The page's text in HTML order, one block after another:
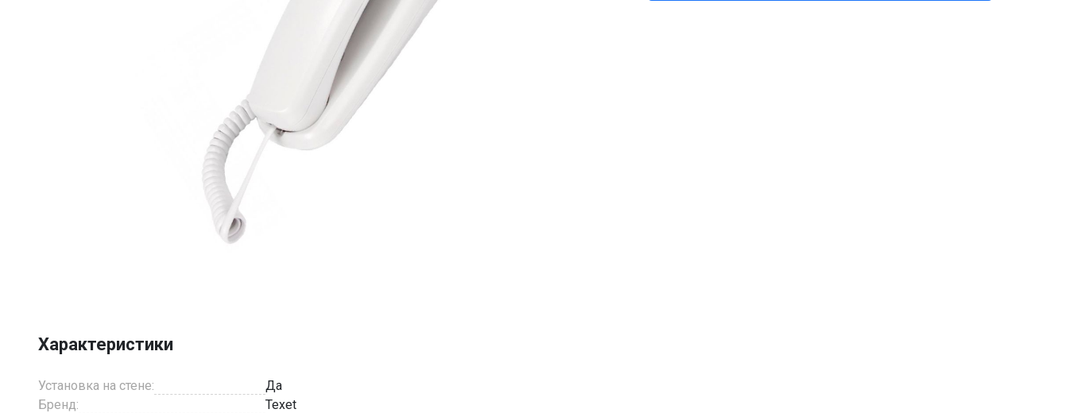
4
Характеристики
Установка на стене:
Да
Бренд:
Texet